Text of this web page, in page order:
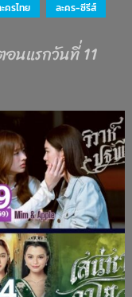
ครไทย
ละคร-ซีรีส์
อนแรกวันที่ 11